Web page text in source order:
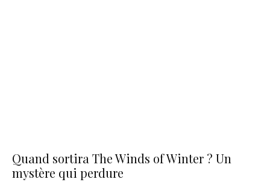
Quand sortira The Winds of Winter ? Un
mystère qui perdure